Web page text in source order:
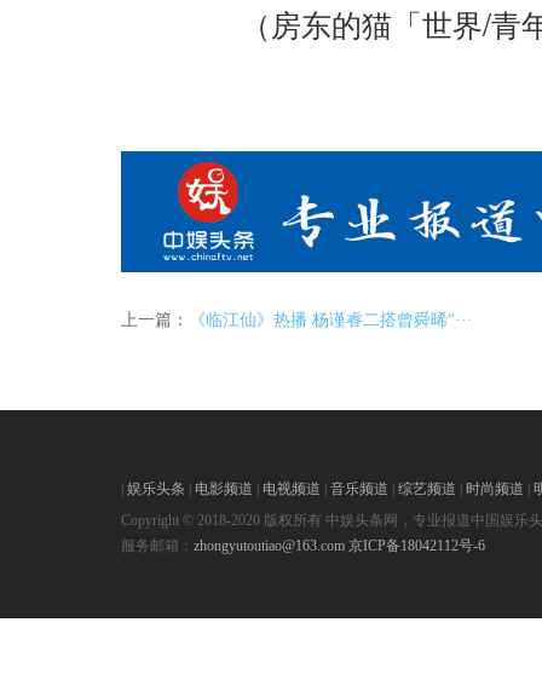
（房东的猫「世界/青
上一篇： 《临江仙》热播 杨谨睿二搭曾舜晞“···
娱乐头条 电影频道 电视频道 音乐频道 综艺频道 时尚频道
Copyright © 2018-2020 版权所有 中娱头条网，专业报道中国娱乐
服务邮箱： zhongyutoutiao@163.com 京ICP备18042112号-6